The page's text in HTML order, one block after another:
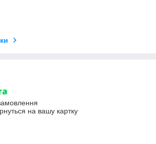
на вашу картку